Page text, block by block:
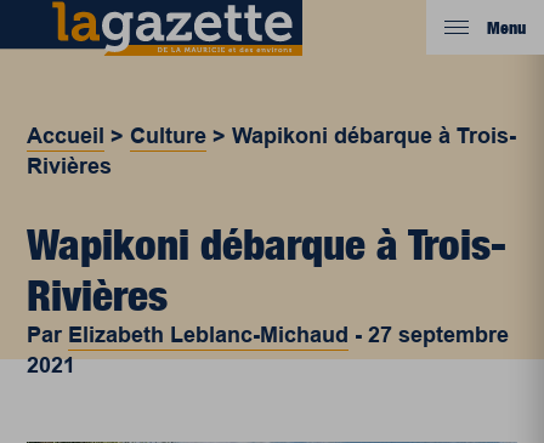
Menu
Accueil > Culture >Wapikoni débarque à Trois-
Rivières
Wapikoni débarque à Trois-
Rivières
Par Elizabeth Leblanc-Michaud -27 septembre
2021